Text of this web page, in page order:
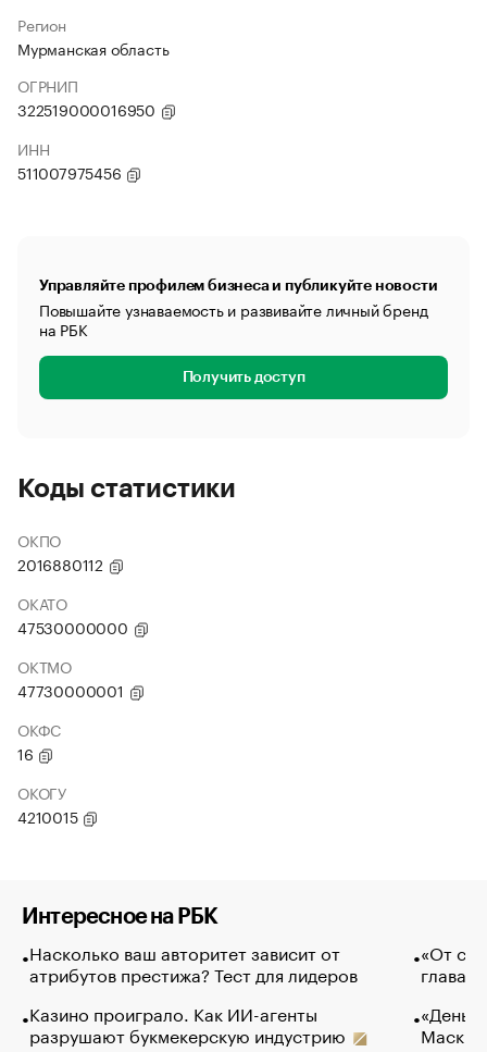
Регион
Мурманская область
ОГРНИП
322519000016950
ИНН
511007975456
Управляйте профилем бизнеса и публикуйте новости
Повышайте узнаваемость и развивайте личный бренд
на РБК
Получить доступ
Коды статистики
ОКПО
2016880112
ОКАТО
47530000000
ОКТМО
47730000001
ОКФС
16
ОКОГУ
4210015
Интересное на РБК
Насколько ваш авторитет зависит от
атрибутов престижа? Тест для лидеров
Казино проиграло. Как ИИ-агенты
разрушают букмекерскую индустрию
«От
глава
Маск в